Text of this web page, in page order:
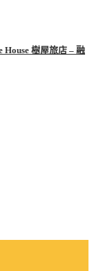
樹屋旅店 – 融